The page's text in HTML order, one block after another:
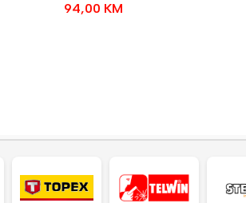
94,00 KM